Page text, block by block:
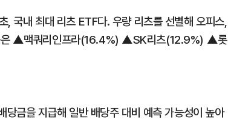
, 국내 최대 리츠 ETF다. 우량 리츠를 선별해 오피스,
은 ▲맥쿼리인프라(16.4%) ▲SK리츠(12.9%) ▲롯
금을 지급해 일반 배당주 대비 예측 가능성이 높아